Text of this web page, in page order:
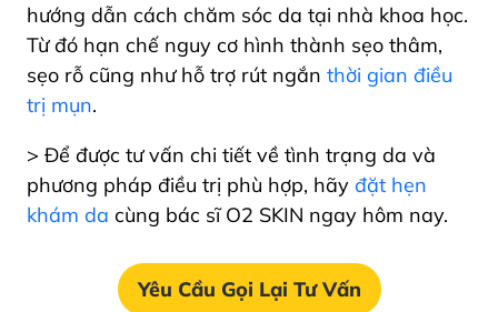
hướng dẫn cách chăm sóc da tại nhà khoa học.
Từ đó hạn chế nguy cơ hình thành sẹo thâm,
sẹo rỗ cũng như hỗ trợ rút ngắn thời gian điều
trị mụn.
> Để được tư vấn chi tiết về tình trạng da và
phương pháp điều trị phù hợp, hãy đặt hẹn
khám da cùng bác sĩ O2 SKIN ngay hôm nay.
Yêu Cầu Gọi Lại Tư Vấn